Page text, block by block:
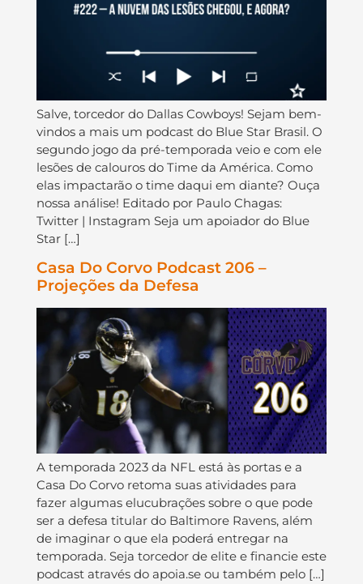
Salve, torcedor do Dallas Cowboys! Sejam bem-
vindos a mais um podcast do Blue Star Brasil. O
segundo jogo da pré-temporada veio e com ele
lesões de calouros do Time da América. Como
elas impactarão o time daqui em diante? Ouça
nossa análise! Editado por Paulo Chagas:
Twitter | Instagram Seja um apoiador do Blue
Star […]
Casa Do Corvo Podcast 206 –
Projeções da Defesa
A temporada 2023 da NFL está às portas e a
Casa Do Corvo retoma suas atividades para
fazer algumas elucubrações sobre o que pode
ser a defesa titular do Baltimore Ravens, além
de imaginar o que ela poderá entregar na
temporada. Seja torcedor de elite e financie este
podcast através do apoia.se ou também pelo […]